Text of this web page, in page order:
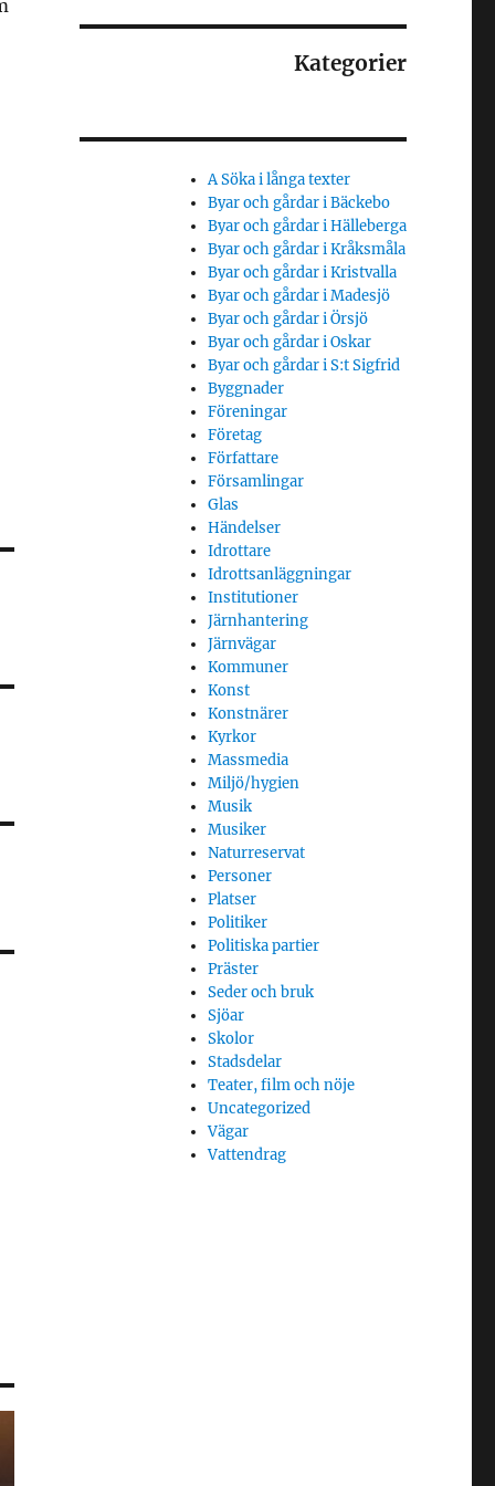
Kategorier
A Söka i långa texter
Byar och gårdar i Bäckebo
Byar och gårdar i Hälleberga
Byar och gårdar i Kråksmåla
Byar och gårdar i Kristvalla
Byar och gårdar i Madesjö
Byar och gårdar i Örsjö
Byar och gårdar i Oskar
Byar och gårdar i S:t Sigfrid
Byggnader
Föreningar
Företag
Författare
Församlingar
Glas
Händelser
Idrottare
Idrottsanläggningar
Institutioner
Järnhantering
Järnvägar
Kommuner
Konst
Konstnärer
Kyrkor
Massmedia
Miljö/hygien
Musik
Musiker
Naturreservat
Personer
Platser
Politiker
Politiska partier
Präster
Seder och bruk
Sjöar
Skolor
Stadsdelar
Teater, film och nöje
Uncategorized
Vägar
Vattendrag